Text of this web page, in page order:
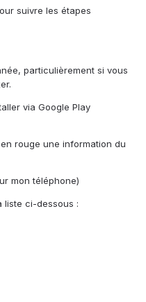
suivre les étapes
particulièrement si vous
via Google Play
rouge une information du
mon téléphone)
liste ci-dessous :